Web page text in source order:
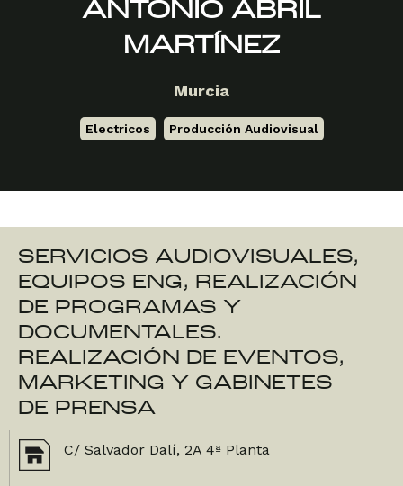
ANTONIO ABRIL
MARTÍNEZ
Murcia
Electricos Producción Audiovisual
SERVICIOS AUDIOVISUALES,
EQUIPOS ENG, REALIZACIÓN
DE PROGRAMAS Y
DOCUMENTALES.
REALIZACIÓN DE EVENTOS,
MARKETING Y GABINETES
DE PRENSA
C/ Salvador Dalí, 2A 4ª Planta